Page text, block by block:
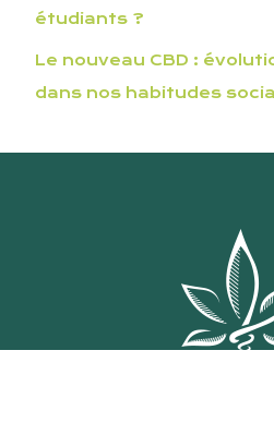
étudiants ?
Le nouveau CBD :
dans nos habitudes